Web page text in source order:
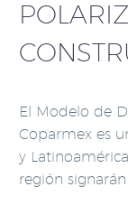
El Modelo de
Coparmex es
y
región signarán